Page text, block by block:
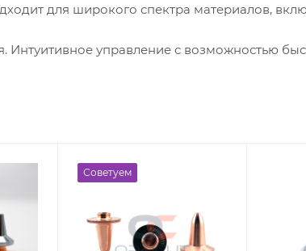
для широкого спектра материалов,
Интуитивное управление с возможностью
Советуем